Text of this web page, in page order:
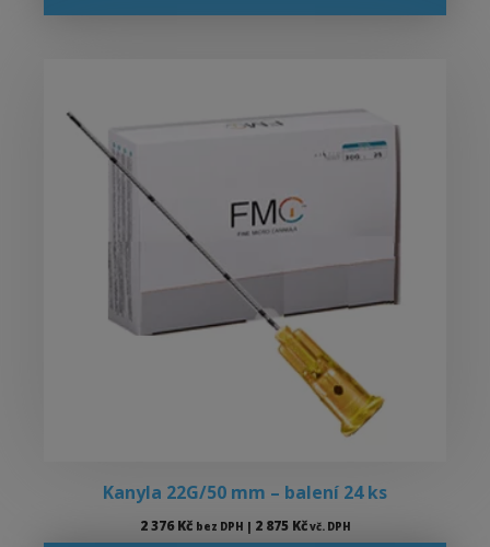
Kanyla 22G/50 mm – balení 24 ks
2 376Kč bez DPH | 2 875 Kčvč. DPH